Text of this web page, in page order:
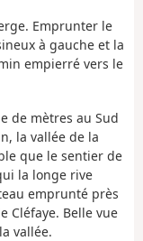
Emprunter le
à gauche et la
empierré vers le
de mètres au Sud
la vallée de la
que le sentier de
la longe rive
emprunté près
Cléfaye. Belle vue
vallée.